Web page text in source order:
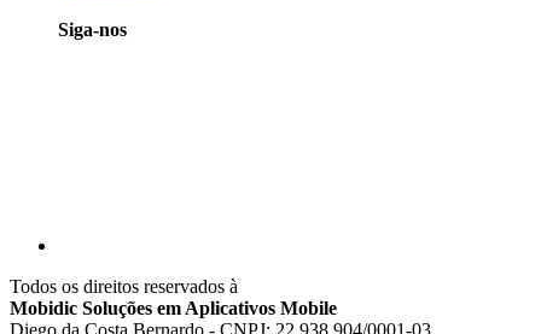
Siga-nos
Todos os direitos reservados à
Mobidic Soluções em Aplicativos Mobile